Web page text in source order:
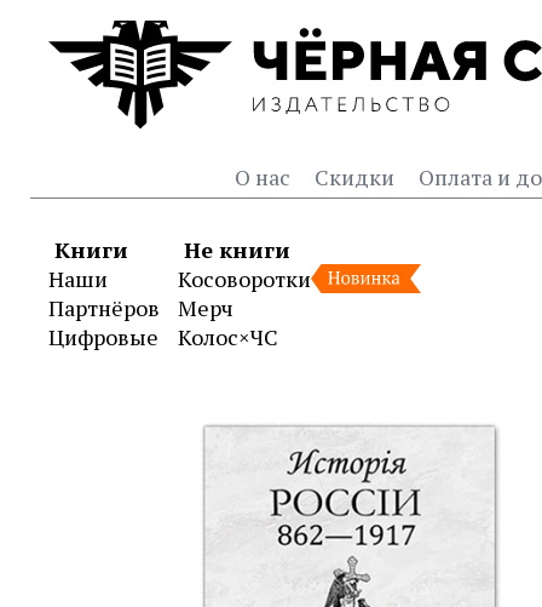
О нас Скидки Оплата и
Книги
Наши
Партнёров
Цифровые
Не книги
Косоворотки
Мерч
Колос×ЧС